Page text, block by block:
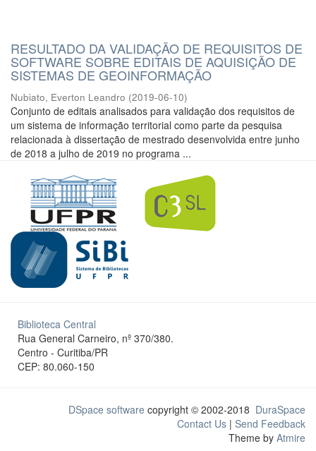
RESULTADO DA VALIDAÇÃO DE REQUISITOS DE
SOFTWARE SOBRE EDITAIS DE AQUISIÇÃO DE
SISTEMAS DE GEOINFORMAÇÃO
Nubiato, Everton Leandro (2019-06-10)
Conjunto de editais analisados para validação dos requisitos de
um sistema de informação territorial como parte da pesquisa
relacionada à dissertação de mestrado desenvolvida entre junho
de 2018 a julho de 2019 no programa ...
Biblioteca Central
Rua General Carneiro, nº 370/380.
Centro - Curitiba/PR
CEP: 80.060-150
DSpace software copyright © 2002-2018 DuraSpace
Contact Us | Send Feedback
Theme by Atmire